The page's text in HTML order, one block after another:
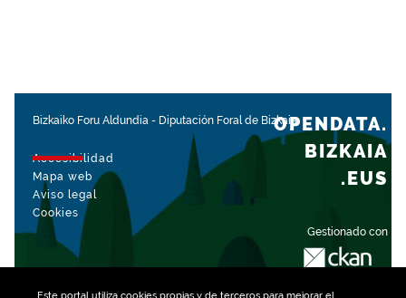
Bizkaiko Foru Aldundia - Diputación Foral de Bizkaia
Accesibilidad
Mapa web
Aviso legal
Cookies
Gestionado con
OPENDATA.
BIZKAIA
.EUS